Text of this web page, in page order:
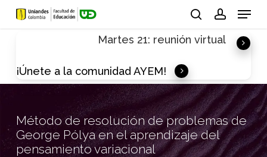
Skip
Menu
Martes 21: reunión virtual
¡Únete a la comunidad AYEM!
Método de resolución de problemas de
George Pólya en el aprendizaje del
pensamiento variacional